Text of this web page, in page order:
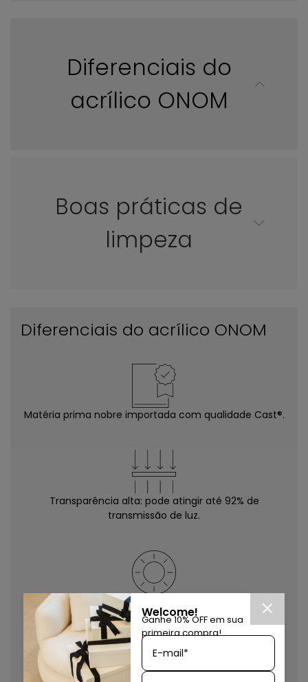
Diferenciais do
acrílico ONOM
Boas práticas de
limpeza
Diferenciais do acrílico ONOM
Matéria prima nobre importada com qualidade Cast®.
Transparência alta: pode atingir até 92% de
transmissão de luz.
Excelente resistência à radiação ultra-violeta e
intempéries.
Welcome!
Ganhe 10% OFF em sua
primeira compra!
E-mail*